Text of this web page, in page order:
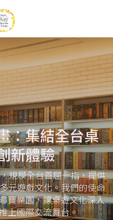
：集結全台桌
新體驗
規模全台首屈一指，提供
元遊戲文化。我們的使命
寶樂園，讓桌遊文化深入
上國際交流舞台。